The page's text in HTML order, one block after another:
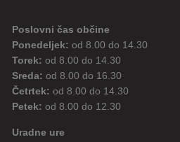
Poslovni čas občine
Ponedeljek: od 8.00 do 14.30
Torek: od 8.00 do 14.30
Sreda: od 8.00 do 16.30
Četrtek: od 8.00 do 14.30
Petek: od 8.00 do 12.30
Uradne ure